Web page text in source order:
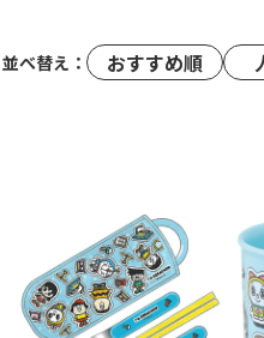
並べ替え： おすすめ順